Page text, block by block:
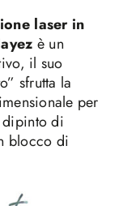
laser in
è un
il suo
sfrutta la
per
dipinto di
blocco di